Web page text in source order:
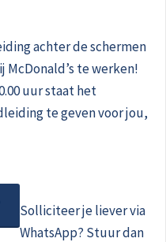
achter de schermen
McDonald’s te werken!
uur staat het
te geven voor jou,
Solliciteer je liever via
WhatsApp? Stuur dan